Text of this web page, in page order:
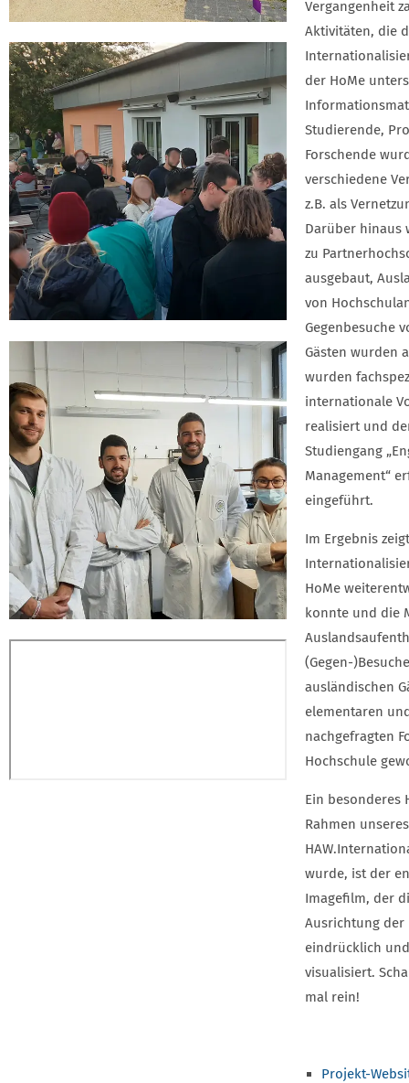
Vergangenheit
Aktivitäten, die
der HoMe
Studierende,
Forschende
verschiedene
z.B. als
Darüber hinaus
zu
ausgebaut,
von
Gegenbesuche
Gästen wurden
wurden
internationale
realisiert und
Studiengang
Management“
eingeführt.
Im Ergebnis
HoMe
konnte und die
(Gegen-
ausländischen
elementaren
nachgefragten
Hochschule
Ein besonderes
Rahmen
wurde, ist der
Imagefilm, der
Ausrichtung der
eindrücklich
visualisiert.
mal rein!
Projekt-